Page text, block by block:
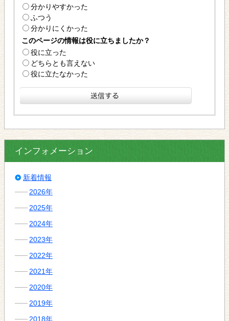
分かりやすかった
ふつう
分かりにくかった
このページの情報は役に立ちましたか？
役に立った
どちらとも言えない
役に立たなかった
インフォメーション
新着情報
2026年
2025年
2024年
2023年
2022年
2021年
2020年
2019年
2018年